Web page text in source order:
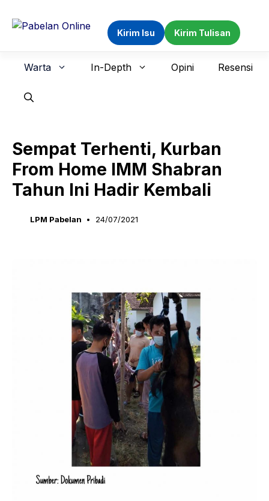
Kirim Isu Kirim Tulisan
Warta In-Depth Opini Resensi
Sempat Terhenti, Kurban
From Home IMM Shabran
Tahun Ini Hadir Kembali
LPM Pabelan 24/07/2021